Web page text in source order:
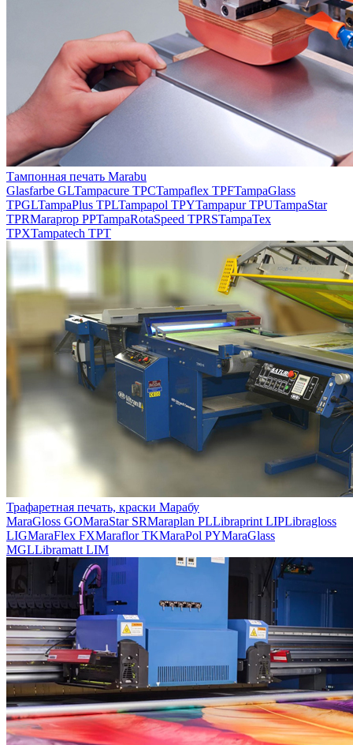
Тампонная печать Marabu
Glasfarbe GLTampacure TPCTampaflex TPFTampaGlass
TPGLTampaPlus TPLTampapol TPYTampapur TPUTampaStar
TPRMaraprop PPTampaRotaSpeed TPRSTampaTex
TPXTampatech TPT
Трафаретная печать, краски Марабу
MaraGloss GOMaraStar SRMaraplan PLLibraprint LIPLibragloss
LIGMaraFlex FXMaraflor TKMaraPol PYMaraGlass
MGLLibramatt LIM